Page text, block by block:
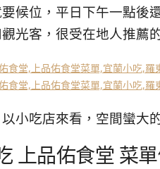
候位，平日下午一點後
光客，很受在地人推薦
小吃店來看，空間蠻大
上品佑食堂 菜